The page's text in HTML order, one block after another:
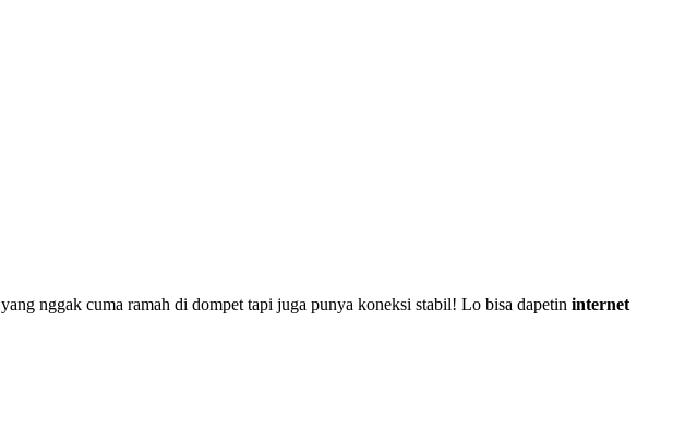
yang nggak cuma ramah di dompet tapi juga punya koneksi stabil! Lo bisa dapetin internet